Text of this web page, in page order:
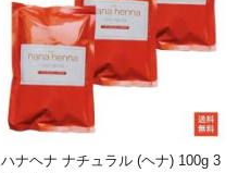
ハナヘナ ナチュラル (ヘナ) 100g 3